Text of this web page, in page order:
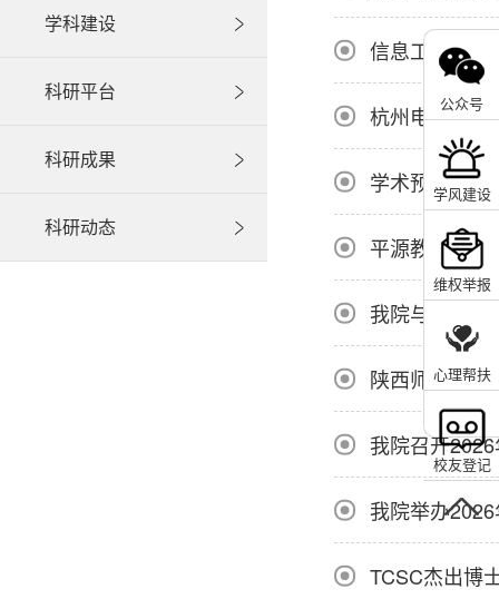
学科建设
科研平台
科研成果
科研动态
信息工程学院
杭州电子科技
学术预告：新
平源教授当选
我院与华北水
陕西师范大学
我院召开
我院举办
TCSC杰出博
公众号
学风建设
维权举报
心理帮扶
校友登记